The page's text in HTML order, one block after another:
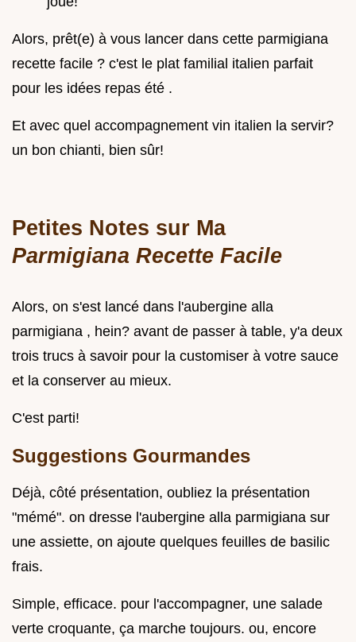
Alors, prêt(e) à vous lancer dans cette parmigiana
recette facile ? c'est le plat familial italien parfait
pour les idées repas été .
Et avec quel accompagnement vin italien la servir?
un bon chianti, bien sûr!
Petites Notes sur Ma
Parmigiana Recette Facile
Alors, on s'est lancé dans l'aubergine alla
parmigiana , hein? avant de passer à table, y'a deux
trois trucs à savoir pour la customiser à votre sauce
et la conserver au mieux.
C'est parti!
Suggestions Gourmandes
Déjà, côté présentation, oubliez la présentation
"mémé". on dresse l'aubergine alla parmigiana sur
une assiette, on ajoute quelques feuilles de basilic
frais.
Simple, efficace. pour l'accompagner, une salade
verte croquante, ça marche toujours. ou, encore